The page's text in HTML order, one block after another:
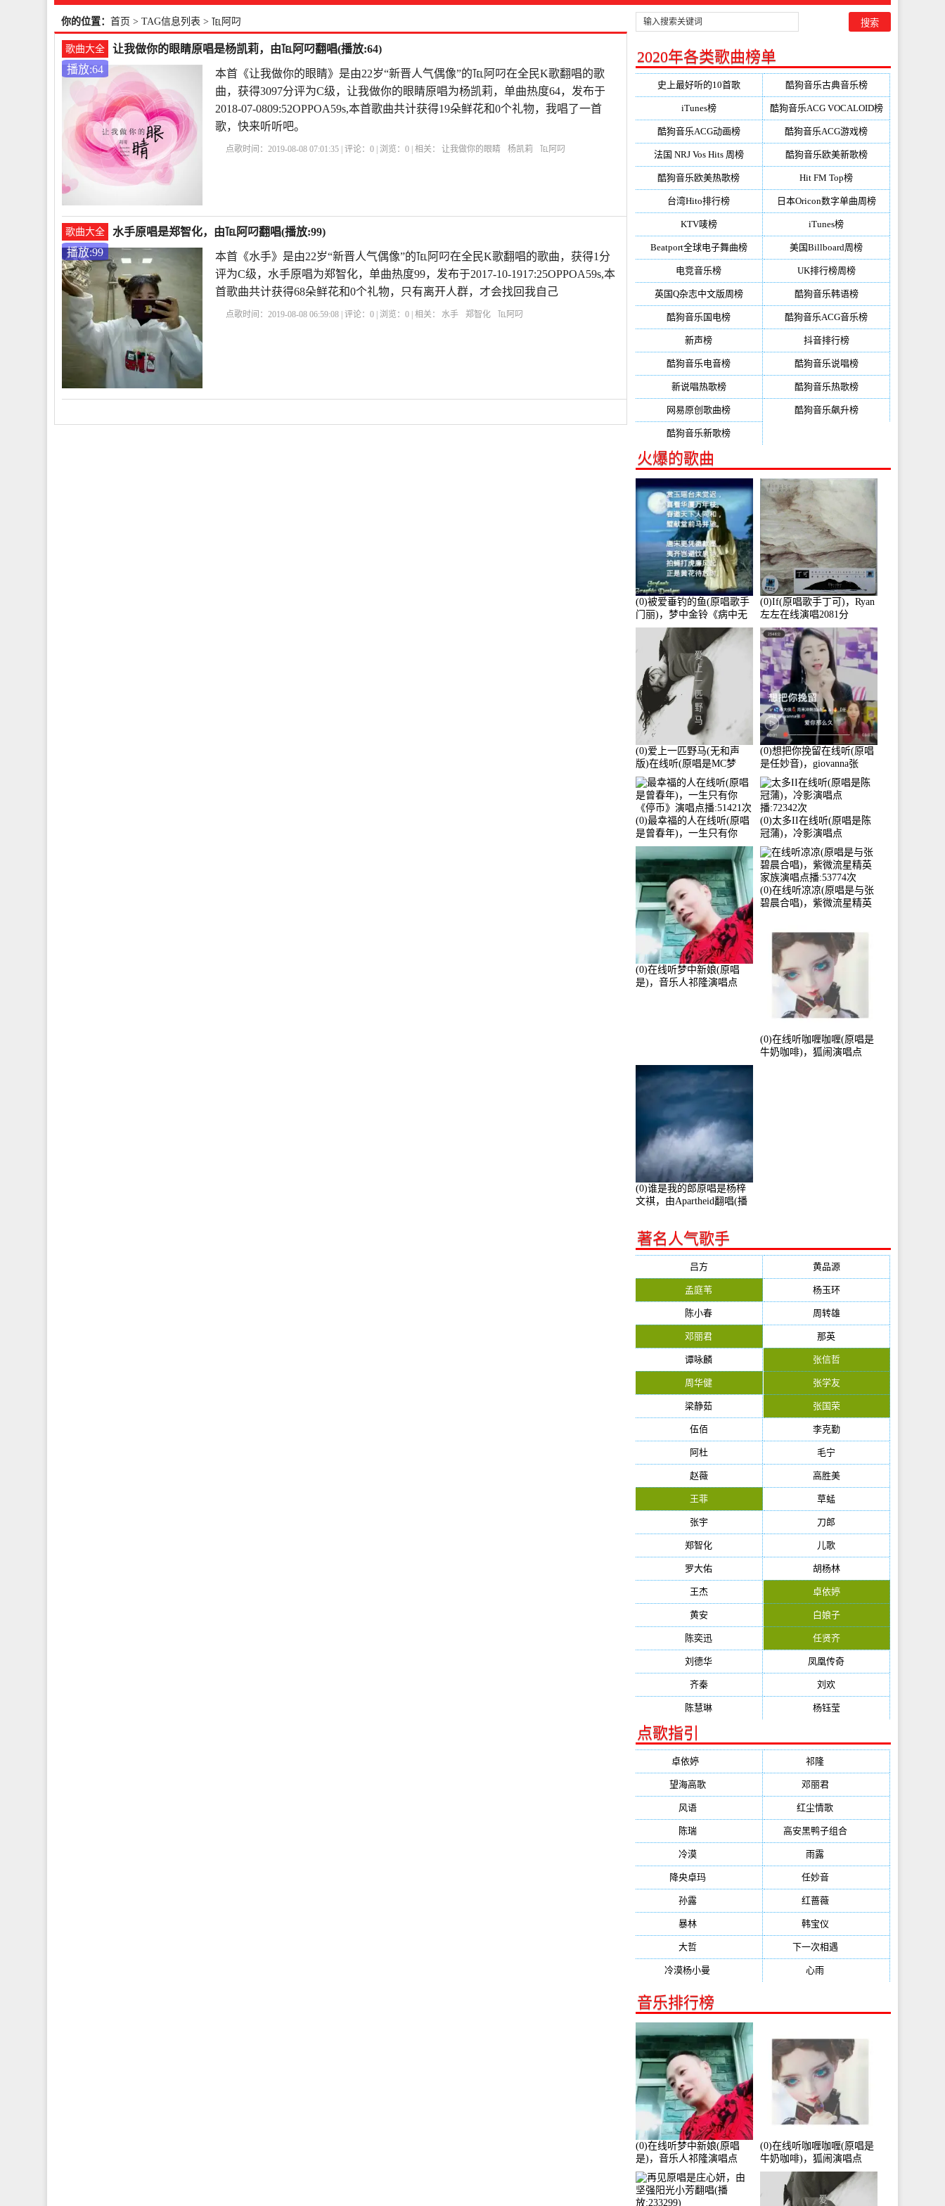
你的位置： 首页 > TAG信息列表 > ℡阿叼
歌曲大全
让我做你的眼睛原唱是杨凯莉，由℡阿叼翻唱(播放:64)
播放:64
本首《让我做你的眼睛》是由22岁“新晋人气偶像”的℡阿叼在全民K歌翻唱的歌
曲，获得3097分评为C级，让我做你的眼睛原唱为杨凯莉，单曲热度64，发布于
2018-07-0809:52OPPOA59s,本首歌曲共计获得19朵鲜花和0个礼物，我唱了一首
歌，快来听听吧。
点歌时间：2019-08-08 07:01:35 | 评论：0 | 浏览：0 | 相关： 让我做你的眼睛 杨凯莉 ℡阿叼
歌曲大全
水手原唱是郑智化，由℡阿叼翻唱(播放:99)
播放:99
本首《水手》是由22岁“新晋人气偶像”的℡阿叼在全民K歌翻唱的歌曲，获得1分
评为C级，水手原唱为郑智化，单曲热度99，发布于2017-10-1917:25OPPOA59s,本
首歌曲共计获得68朵鲜花和0个礼物，只有离开人群，才会找回我自己
点歌时间：2019-08-08 06:59:08 | 评论：0 | 浏览：0 | 相关： 水手 郑智化 ℡阿叼
2020年各类歌曲榜单
史上最好听的10首歌 酷狗音乐古典音乐榜
iTunes榜 酷狗音乐ACG VOCALOID榜
酷狗音乐ACG动画榜 酷狗音乐ACG游戏榜
法国 NRJ Vos Hits 周榜 酷狗音乐欧美新歌榜
酷狗音乐欧美热歌榜 Hit FM Top榜
台湾Hito排行榜 日本Oricon数字单曲周榜
KTV唛榜 iTunes榜
Beatport全球电子舞曲榜 美国Billboard周榜
电竞音乐榜 UK排行榜周榜
英国Q杂志中文版周榜 酷狗音乐韩语榜
酷狗音乐国电榜 酷狗音乐ACG音乐榜
新声榜 抖音排行榜
酷狗音乐电音榜 酷狗音乐说唱榜
新说唱热歌榜 酷狗音乐热歌榜
网易原创歌曲榜 酷狗音乐飙升榜
酷狗音乐新歌榜
火爆的歌曲
(0)被爱垂钓的鱼(原唱歌手
门丽)，梦中金铃《病中无
法回复大家》在线演唱
3586分
(0)If(原唱歌手丁可)，Ryan
左左在线演唱2081分
(0)爱上一匹野马(无和声
版)在线听(原唱是MC梦
柯)，冰鑫Asce演唱点
播:178815次
(0)想把你挽留在线听(原唱
是任妙音)，giovanna张
【任96】演唱点播:60173次
(0)最幸福的人在线听(原唱
是曾春年)，一生只有你
《停币》演唱点播:51421次
(0)太多II在线听(原唱是陈
冠蒲)，冷影演唱点
播:72342次
(0)在线听梦中新娘(原唱
是)，音乐人祁隆演唱点
(0)在线听凉凉(原唱是与张
碧晨合唱)，紫微流星精英
(0)在线听咖喱咖喱(原唱是
牛奶咖啡)，狐闹演唱点
(0)谁是我的郎原唱是杨梓
文祺，由Apartheid翻唱(播
著名人气歌手
吕方 黄品源
孟庭苇 杨玉环
陈小春 周转雄
邓丽君 那英
谭咏麟 张信哲
周华健 张学友
梁静茹 张国荣
伍佰 李克勤
阿杜 毛宁
赵薇 高胜美
王菲 草蜢
张宇 刀郎
郑智化 儿歌
罗大佑 胡杨林
王杰 卓依婷
黄安 白娘子
陈奕迅 任贤齐
刘德华 凤凰传奇
齐秦 刘欢
陈慧琳 杨钰莹
点歌指引
卓依婷(1378) 祁隆
望海高歌(601) 邓丽君(555)
风语(543) 红尘情歌
陈瑞(459) 高安黑鸭子组合(388)
冷漠(355) 雨露
降央卓玛(347) 任妙音(321)
孙露(321) 红蔷薇(311)
暴林(304) 韩宝仪
大哲(247) 下一次相遇
冷漠杨小曼 心雨
音乐排行榜
(0)在线听梦中新娘(原唱
是)，音乐人祁隆演唱点
播:2713192次
(0)在线听咖喱咖喱(原唱是
牛奶咖啡)，狐闹演唱点
播:287579次